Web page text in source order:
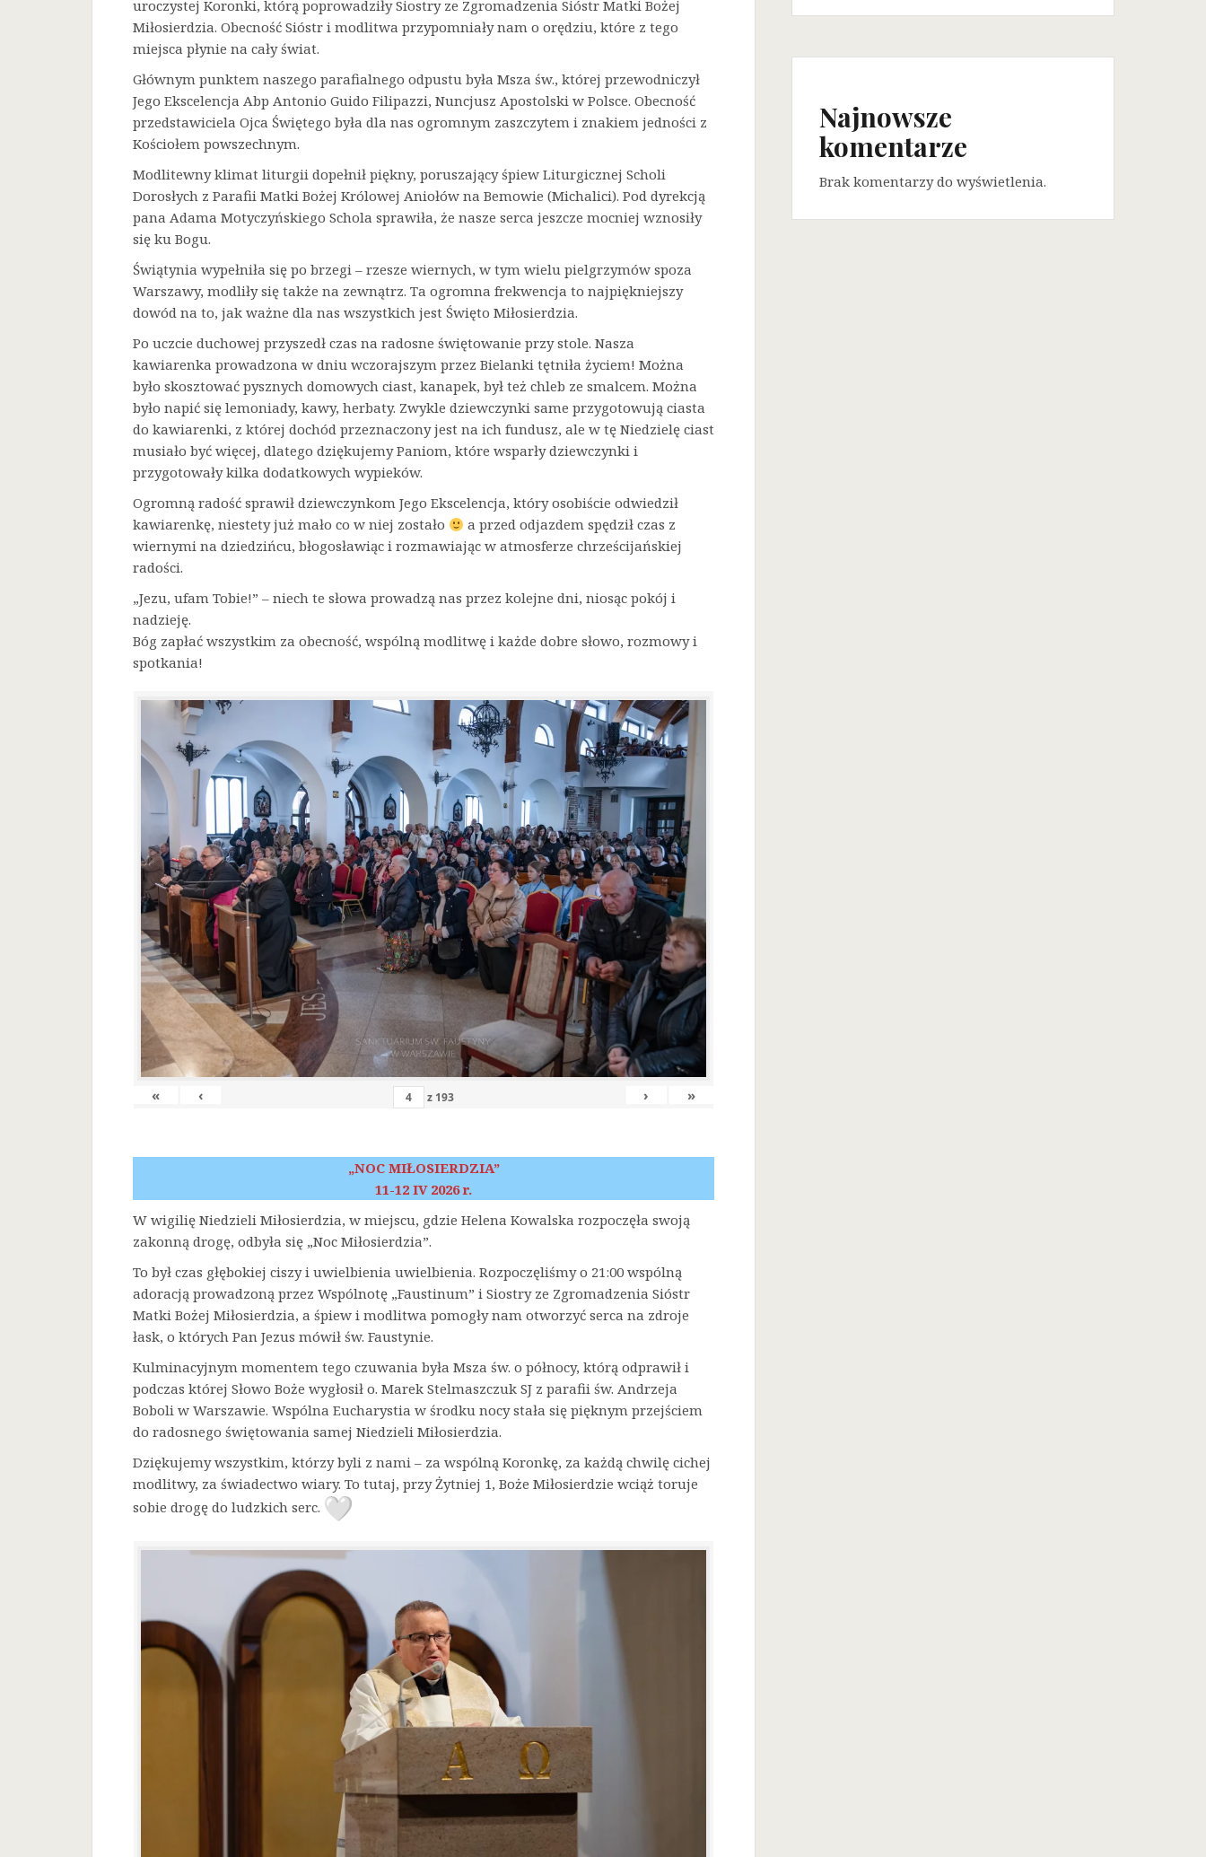
uroczystej Koronki, którą poprowadziły Siostry ze Zgromadzenia Sióstr Matki Bożej
Miłosierdzia. Obecność Sióstr i modlitwa przypomniały nam o orędziu, które z tego
miejsca płynie na cały świat.
Głównym punktem naszego parafialnego odpustu była Msza św., której przewodniczył
Jego Ekscelencja Abp Antonio Guido Filipazzi, Nuncjusz Apostolski w Polsce. Obecność
przedstawiciela Ojca Świętego była dla nas ogromnym zaszczytem i znakiem jedności z
Kościołem powszechnym.
Modlitewny klimat liturgii dopełnił piękny, poruszający śpiew Liturgicznej Scholi
Dorosłych z Parafii Matki Bożej Królowej Aniołów na Bemowie (Michalici). Pod dyrekcją
pana Adama Motyczyńskiego Schola sprawiła, że nasze serca jeszcze mocniej wznosiły
się ku Bogu.
Świątynia wypełniła się po brzegi – rzesze wiernych, w tym wielu pielgrzymów spoza
Warszawy, modliły się także na zewnątrz. Ta ogromna frekwencja to najpiękniejszy
dowód na to, jak ważne dla nas wszystkich jest Święto Miłosierdzia.
Po uczcie duchowej przyszedł czas na radosne świętowanie przy stole. Nasza
kawiarenka prowadzona w dniu wczorajszym przez Bielanki tętniła życiem! Można
było skosztować pysznych domowych ciast, kanapek, był też chleb ze smalcem. Można
było napić się lemoniady, kawy, herbaty. Zwykle dziewczynki same przygotowują ciasta
do kawiarenki, z której dochód przeznaczony jest na ich fundusz, ale w tę Niedzielę ciast
musiało być więcej, dlatego dziękujemy Paniom, które wsparły dziewczynki i
przygotowały kilka dodatkowych wypieków.
Ogromną radość sprawił dziewczynkom Jego Ekscelencja, który osobiście odwiedził
kawiarenkę, niestety już mało co w niej zostało
a przed odjazdem spędził czas z
wiernymi na dziedzińcu, błogosławiąc i rozmawiając w atmosferze chrześcijańskiej
radości.
„Jezu, ufam Tobie!” – niech te słowa prowadzą nas przez kolejne dni, niosąc pokój i
nadzieję.
Bóg zapłać wszystkim za obecność, wspólną modlitwę i każde dobre słowo, rozmowy i
spotkania!
« ‹ z 193 › »
„NOC MIŁOSIERDZIA”
11-12 IV 2026 r.
W wigilię Niedzieli Miłosierdzia, w miejscu, gdzie Helena Kowalska rozpoczęła swoją
zakonną drogę, odbyła się „Noc Miłosierdzia”.
To był czas głębokiej ciszy i uwielbienia uwielbienia. Rozpoczęliśmy o 21:00 wspólną
adoracją prowadzoną przez Wspólnotę „Faustinum” i Siostry ze Zgromadzenia Sióstr
Matki Bożej Miłosierdzia, a śpiew i modlitwa pomogły nam otworzyć serca na zdroje
łask, o których Pan Jezus mówił św. Faustynie.
Kulminacyjnym momentem tego czuwania była Msza św. o północy, którą odprawił i
podczas której Słowo Boże wygłosił o. Marek Stelmaszczuk SJ z parafii św. Andrzeja
Boboli w Warszawie. Wspólna Eucharystia w środku nocy stała się pięknym przejściem
do radosnego świętowania samej Niedzieli Miłosierdzia.
Dziękujemy wszystkim, którzy byli z nami – za wspólną Koronkę, za każdą chwilę cichej
modlitwy, za świadectwo wiary. To tutaj, przy Żytniej 1, Boże Miłosierdzie wciąż toruje
sobie drogę do ludzkich serc.
Najnowsze
komentarze
Brak komentarzy do wyświetlenia.